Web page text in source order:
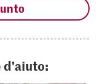
d'aiuto: